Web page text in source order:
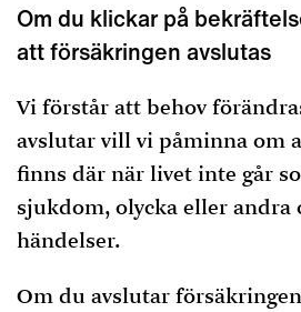
Om du klickar på
att försäkringen avslutas
Vi förstår att behov
avslutar vill vi påminna om
finns där när livet inte går
sjukdom, olycka eller andra
händelser.
Om du avslutar